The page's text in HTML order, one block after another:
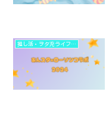
推し活・ヲタ充ライフハック